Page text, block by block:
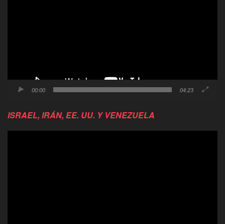
00:00 04:23
ISRAEL, IRÁN, EE. UU. Y VENEZUELA